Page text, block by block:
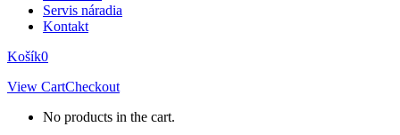
Servis náradia
Kontakt
Košík0
View CartCheckout
No products in the cart.